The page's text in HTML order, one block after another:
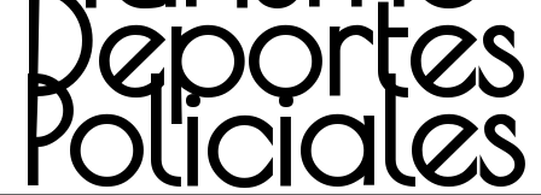
Deportes
Policiales